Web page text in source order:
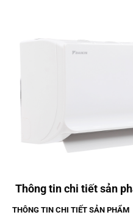
Thông tin chi tiết sản
THÔNG TIN CHI TIẾT SẢN PHẨM